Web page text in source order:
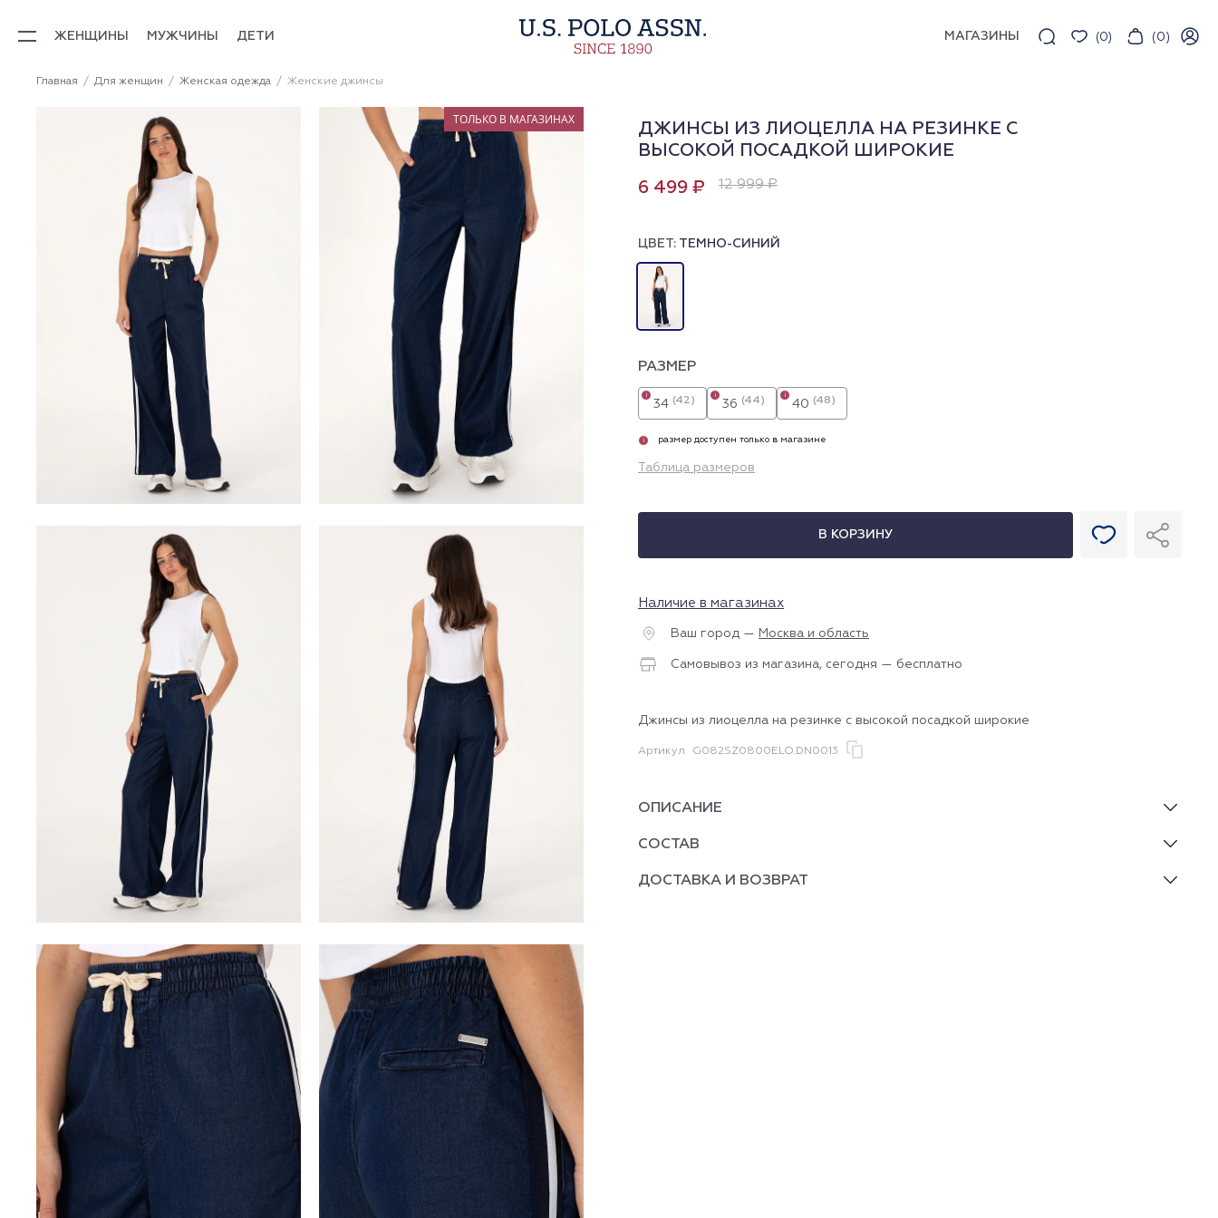
ЖЕНЩИНЫ МУЖЧИНЫ ДЕТИ МАГАЗИНЫ (0) (0)
Главная Для женщин Женская одежда Женские джинсы
ТОЛЬКО В МАГАЗИНАХ
ДЖИНСЫ ИЗ ЛИОЦЕЛЛА НА РЕЗИНКЕ С
ВЫСОКОЙ ПОСАДКОЙ ШИРОКИЕ
6 499 ₽ 12 999 ₽
ЦВЕТ: ТЕМНО-СИНИЙ
РАЗМЕР
34 (42)
i
36 (44)
i
40 (48)
i
i размер доступен только в магазине
Таблица размеров
В КОРЗИНУ
Наличие в магазинах
Ваш город — Москва и область
Самовывоз из магазина, сегодня — бесплатно
Джинсы из лиоцелла на резинке с высокой посадкой широкие
Артикул G082SZ0800ELO.DN0013
ОПИСАНИЕ
СОСТАВ
ДОСТАВКА И ВОЗВРАТ